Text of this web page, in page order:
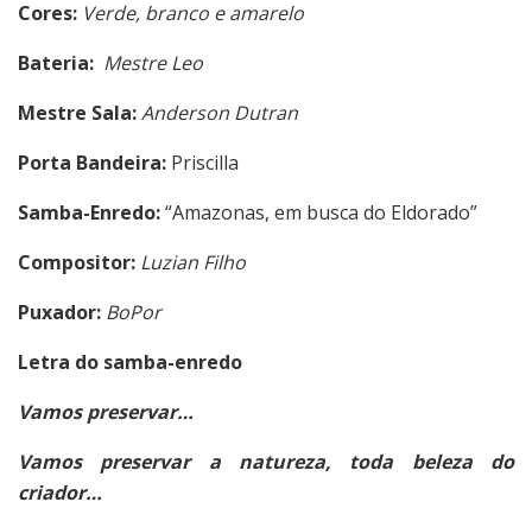
Cores: Verde, branco e amarelo
Bateria: Mestre Leo
Mestre Sala:Anderson Dutran
Porta Bandeira: Priscilla
Samba-Enredo:“Amazonas, em busca do Eldorado”
Compositor: Luzian Filho
Puxador: BoPor
Letra do samba-enredo
Vamos preservar…
Vamos preservar a natureza, toda beleza do
criador…